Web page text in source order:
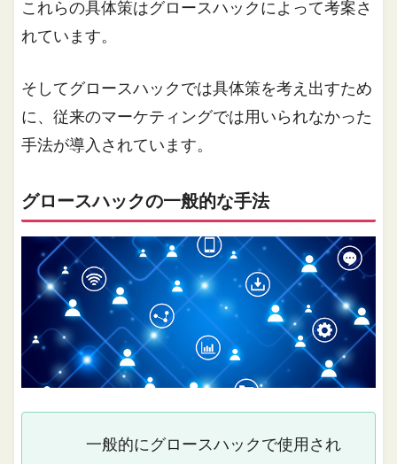
これらの具体策はグロースハックによって考案さ
れています。
そしてグロースハックでは具体策を考え出すため
に、従来のマーケティングでは用いられなかった
手法が導入されています。
グロースハックの⼀般的な⼿法
一般的にグロースハックで使用され